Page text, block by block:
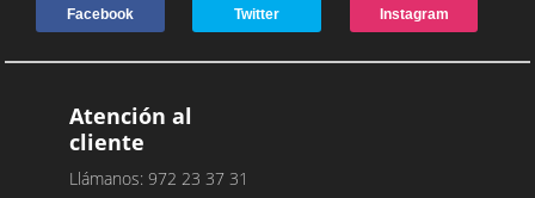
Facebook Twitter Instagram
Atención al
cliente
Llámanos: 972 23 37 31